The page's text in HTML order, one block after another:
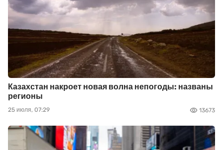
Казахстан накроет новая волна непогоды: названы
регионы
25 июля, 07:29 13673